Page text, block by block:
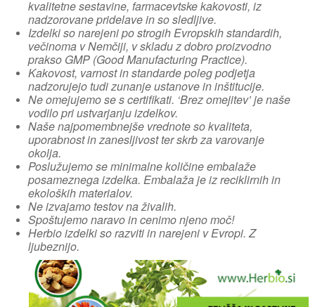
kvalitetne sestavine, farmacevtske kakovosti, iz
nadzorovane pridelave in so sledljive.
Izdelki so narejeni po strogih Evropskih standardih,
večinoma v Nemčiji, v skladu z dobro proizvodno
prakso GMP (Good Manufacturing Practice).
Kakovost, varnost in standarde poleg podjetja
nadzorujejo tudi zunanje ustanove in inštitucije.
Ne omejujemo se s certifikati. ‘Brez omejitev’ je naše
vodilo pri ustvarjanju izdelkov.
Naše najpomembnejše vrednote so kvaliteta,
uporabnost in zanesljivost ter skrb za varovanje
okolja.
Poslužujemo se minimalne količine embalaže
posameznega izdelka. Embalaža je iz reciklirnih in
ekoloških materialov.
Ne izvajamo testov na živalih.
Spoštujemo naravo in cenimo njeno moč!
Herbio izdelki so razviti in narejeni v Evropi. Z
ljubeznijo.